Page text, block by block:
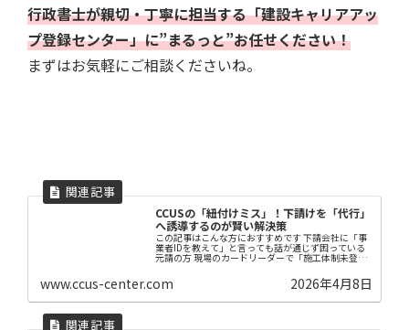
行政書士が親切・丁寧に担当する「建設キャリアアッ
プ登録センター」に”まるっと”お任せください！
まずはお気軽にご相談くださいね。
CCUSの「紐付けミス」！下請けを「代行」
へ誘導するのが賢い解決策
この記事はこんな方におすすめです 下請会社に「事
業者IDを教えて」と言っても話が通じず困っている
元請の方 現場のカードリーダーで「施工体制未登
「CCUSの紐付けって何？」と聞いてくる下請会社
に、説...
www.ccus-center.com 2026年4月8日